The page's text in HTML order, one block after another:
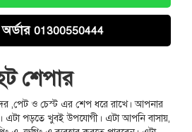
01300550444
শেপার
,পেট ও চেস্ট এর শেপ ধরে রাখে। আপনার
এটা পড়তে খুবই উপযোগী। এটা আপনি বাসায়,